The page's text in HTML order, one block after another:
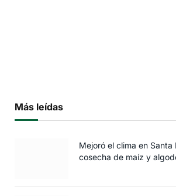
Más leídas
Mejoró el clima en Santa
cosecha de maíz y